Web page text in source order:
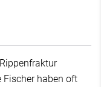
Fischer haben oft